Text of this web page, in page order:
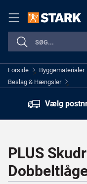
Forside > Byggematerialer
Beslag & Hængsler >
Vælg
PLUS